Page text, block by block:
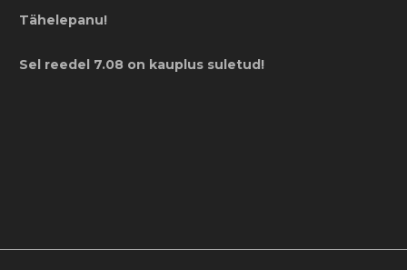
Tähelepanu!
Sel reedel 7.08 on kauplus suletud!